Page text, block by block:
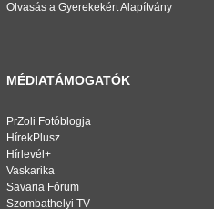
Olvasás a Gyerekekért Alapítvány
MÉDIATÁMOGATÓK
PrZoli Fotóblogja
HírekPlusz
Hírlevél+
Vaskarika
Savaria Fórum
Szombathelyi TV